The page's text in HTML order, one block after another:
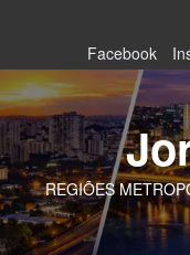
content
Facebook
REGIÕES